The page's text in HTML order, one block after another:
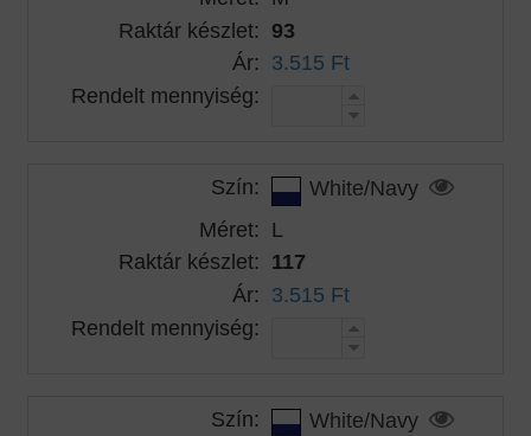
Raktár készlet: 93
Ár: 3.515 Ft
Rendelt mennyiség:
Szín:
White/Navy
Méret: L
Raktár készlet: 117
Ár: 3.515 Ft
Rendelt mennyiség:
Szín:
White/Navy